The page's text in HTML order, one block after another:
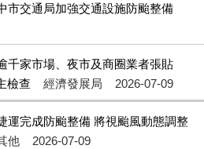
交通局加強交通設施防颱整備
家市場、夜市及商圈業者張貼
檢查
經濟發展局 2026-07-09
運完成防颱整備 將視颱風動態調整
他 2026-07-09